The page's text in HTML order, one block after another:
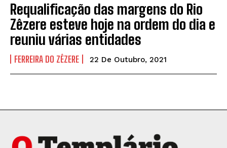
Requalificação das margens do Rio
Zêzere esteve hoje na ordem do dia e
reuniu várias entidades
FERREIRA DO ZÊZERE 22 De Outubro, 2021